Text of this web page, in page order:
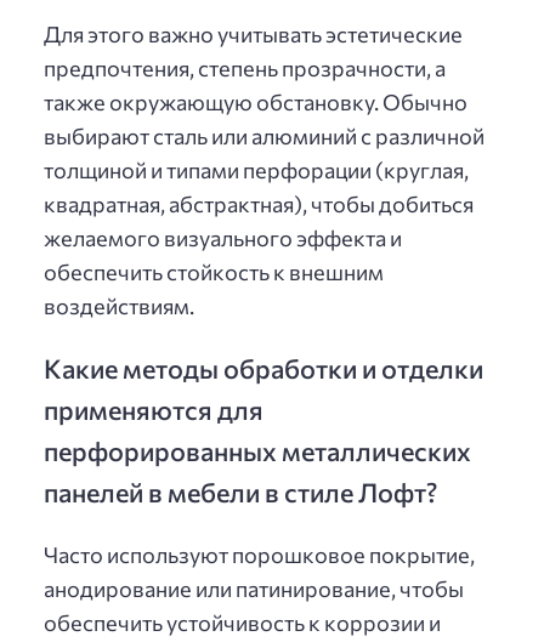
Для этого важно учитывать эстетические
предпочтения, степень прозрачности, а
также окружающую обстановку. Обычно
выбирают сталь или алюминий с различной
толщиной и типами перфорации (круглая,
квадратная, абстрактная), чтобы добиться
желаемого визуального эффекта и
обеспечить стойкость к внешним
воздействиям.
Какие методы обработки и отделки
применяются для
перфорированных металлических
панелей в мебели в стиле Лофт?
Часто используют порошковое покрытие,
анодирование или патинирование, чтобы
обеспечить устойчивость к коррозии и